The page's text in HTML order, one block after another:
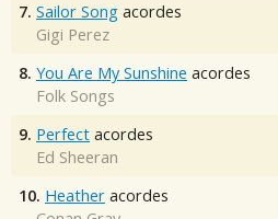
7. Sailor Song acordes
Gigi Perez
8. You Are My Sunshine acordes
Folk Songs
9. Perfect acordes
Ed Sheeran
10. Heather acordes